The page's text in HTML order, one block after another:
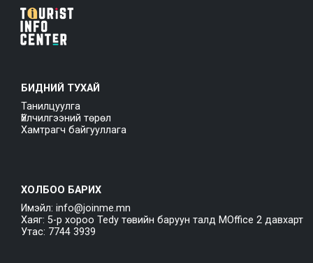
БИДНИЙ ТУХАЙ
Танилцуулга
Үйлчилгээний төрөл
Хамтрагч байгууллага
ХОЛБОО БАРИХ
Имэйл: info@joinme.mn
Хаяг: 5-р хороо Tedy төвийн баруун талд MOffice 2 давхарт
Утас: 7744 3939